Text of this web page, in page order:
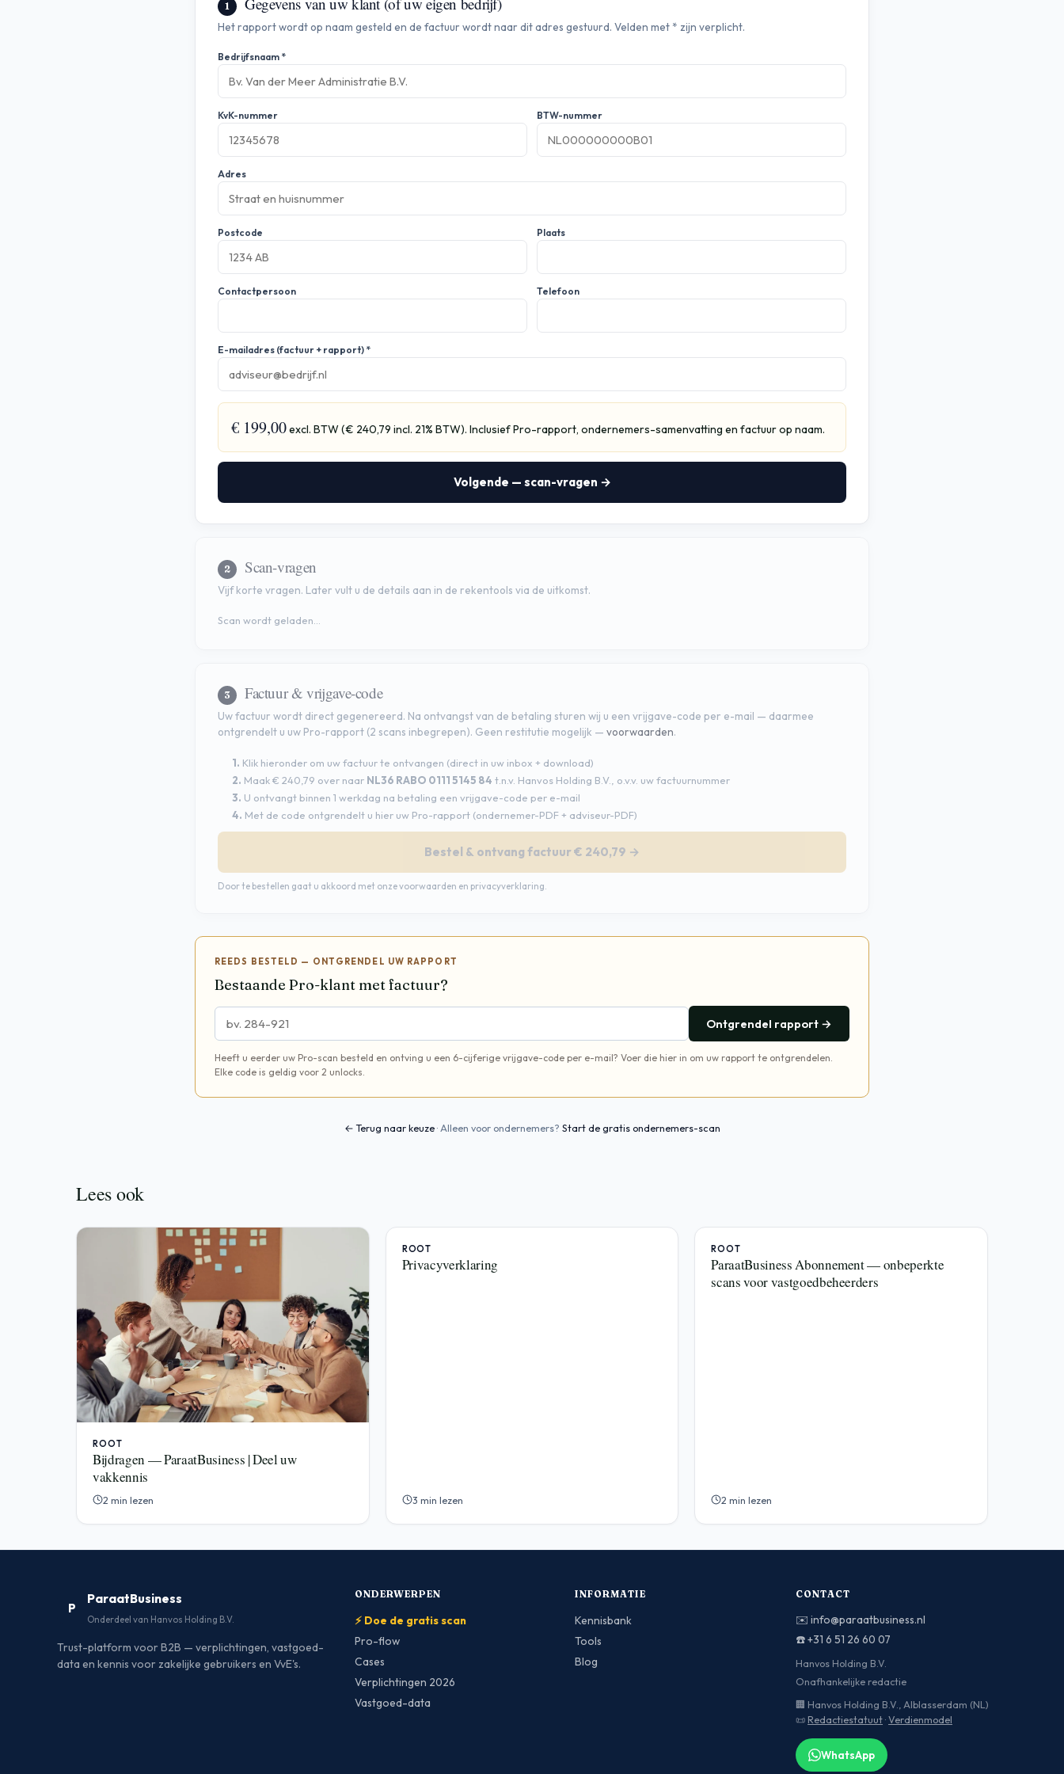
1
Het rapport wordt op naam gesteld en de factuur wordt naar dit adres gestuurd. Velden met * zijn verplicht.
Bedrijfsnaam *
KvK-nummer BTW-nummer
Adres
Postcode Plaats
Contactpersoon Telefoon
E-mailadres (factuur + rapport) *
€ 199,00excl. BTW (€ 240,79 incl. 21% BTW). Inclusief Pro-rapport, ondernemers-samenvatting en factuur op naam.
Volgende — scan-vragen →
2 Scan-vragen
Vijf korte vragen. Later vult u de details aan in de rekentools via de uitkomst.
Scan wordt geladen…
3 Factuur & vrijgave-code
Uw factuur wordt direct gegenereerd. Na ontvangst van de betaling sturen wij u een vrijgave-code per e-mail — daarmee
ontgrendelt u uw Pro-rapport (2 scans inbegrepen). Geen restitutie mogelijk — voorwaarden.
1. Klik hieronder om uw factuur te ontvangen (direct in uw inbox + download)
2. Maak € 240,79 over naar NL36 RABO 0111 5145 84 t.n.v. Hanvos Holding B.V., o.v.v. uw factuurnummer
3. U ontvangt binnen 1 werkdag na betaling een vrijgave-code per e-mail
4. Met de code ontgrendelt u hier uw Pro-rapport (ondernemer-PDF + adviseur-PDF)
Bestel & ontvang factuur € 240,79 →
Door te bestellen gaat u akkoord met onzevoorwaarden en privacyverklaring.
REEDS BESTELD — ONTGRENDEL UW RAPPORT
Bestaande Pro-klant met factuur?
Ontgrendel rapport →
Heeft u eerder uw Pro-scan besteld en ontving u een 6-cijferige vrijgave-code per e-mail? Voer die hier in om uw rapport te ontgrendelen.
Elke code is geldig voor 2 unlocks.
← Terug naar keuze· Alleen voor ondernemers? Start de gratis ondernemers-scan
Lees ook
ROOT
Bijdragen — ParaatBusiness | Deel uw
vakkennis
2 min lezen
ROOT
Privacyverklaring
3 min lezen
ROOT
ParaatBusiness Abonnement — onbeperkte
scans voor vastgoedbeheerders
2 min lezen
P
ParaatBusiness
Onderdeel van Hanvos Holding B.V.
Trust-platform voor B2B — verplichtingen, vastgoed-
data en kennis voor zakelijke gebruikers en VvE's.
ONDERWERPEN
⚡ Doe de gratis scan
Pro-flow
Cases
Verplichtingen 2026
Vastgoed-data
INFORMATIE
Kennisbank
Tools
Blog
CONTACT
✉️info@paraatbusiness.nl
☎️+31 6 51 26 60 07
Hanvos Holding B.V.
Onafhankelijke redactie
🏢 Hanvos Holding B.V., Alblasserdam (NL)
📜 Redactiestatuut ·Verdienmodel
WhatsApp